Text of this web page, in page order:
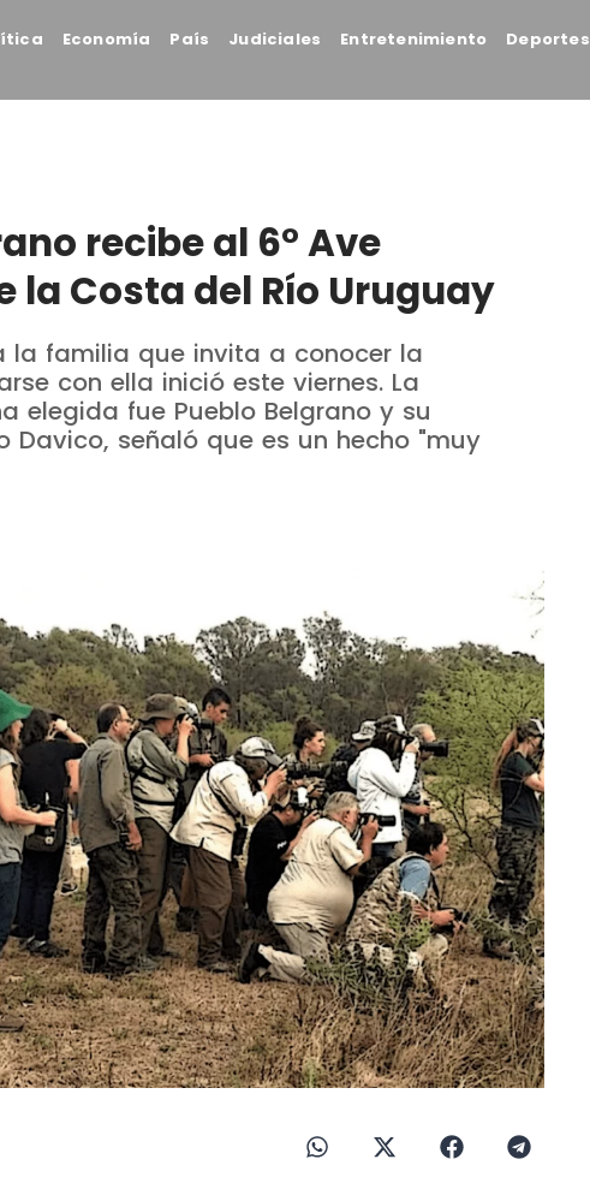
Economía País Judiciales Entretenimiento Deportes
recibe al 6° Ave
la Costa del Río Uruguay
la familia que invita a conocer la
con ella inició este viernes. La
elegida fue Pueblo Belgrano y su
Davico, señaló que es un hecho "muy